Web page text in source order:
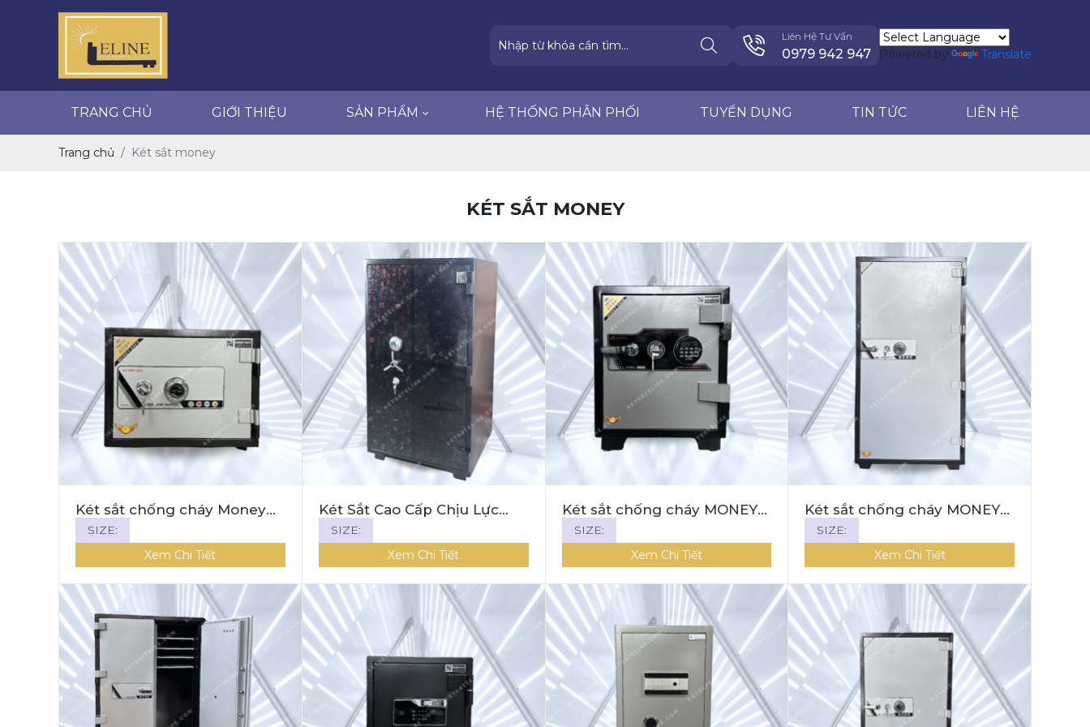
Liên Hệ Tư Vấn
0979 942 947 Powered by Translate
TIN TỨC LIÊN HỆ 0979 942 947
TRANG CHỦ GIỚI THIỆU SẢN PHẨM HỆ THỐNG PHÂN PHỐI TUYỂN DỤNG TIN TỨC LIÊN HỆ
Trang chủ Két sắt money
KÉT SẮT MONEY
Két sắt chống cháy Money
MNS-35C ( KHÓA CƠ)
SIZE:
Xem Chi Tiết
Két Sắt Cao Cấp Chịu Lực
Money MNX-139C | Khóa Cơ
SIZE:
Xem Chi Tiết
Két sắt chống cháy MONEY
MNS-61E ( KHÓA ĐIỆN TỬ
LED TRÒN)
SIZE:
Xem Chi Tiết
Két sắt chống cháy MONEY
SIZE:
Xem Chi Tiết